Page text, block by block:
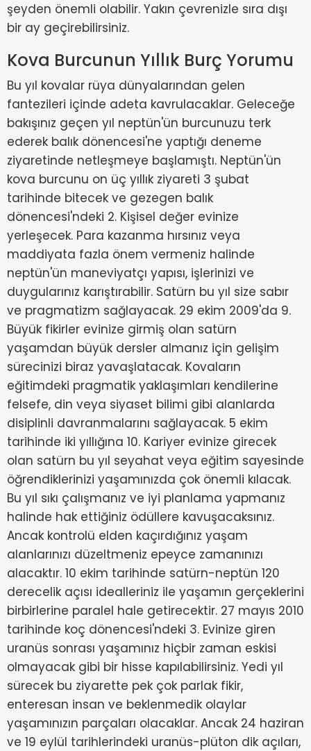
şeyden önemli olabilir. Yakın çevrenizle sıra dışı
bir ay geçirebilirsiniz.
Kova Burcunun Yıllık Burç Yorumu
Bu yıl kovalar rüya dünyalarından gelen
fantezileri içinde adeta kavrulacaklar. Geleceğe
bakışınız geçen yıl neptün'ün burcunuzu terk
ederek balık dönencesi'ne yaptığı deneme
ziyaretinde netleşmeye başlamıştı. Neptün'ün
kova burcunu on üç yıllık ziyareti 3 şubat
tarihinde bitecek ve gezegen balık
dönencesi'ndeki 2. Kişisel değer evinize
yerleşecek. Para kazanma hırsınız veya
maddiyata fazla önem vermeniz halinde
neptün'ün maneviyatçı yapısı, işlerinizi ve
duygularınız karıştırabilir. Satürn bu yıl size sabır
ve pragmatizm sağlayacak. 29 ekim 2009'da 9.
Büyük fikirler evinize girmiş olan satürn
yaşamdan büyük dersler almanız için gelişim
sürecinizi biraz yavaşlatacak. Kovaların
eğitimdeki pragmatik yaklaşımları kendilerine
felsefe, din veya siyaset bilimi gibi alanlarda
disiplinli davranmalarını sağlayacak. 5 ekim
tarihinde iki yıllığına 10. Kariyer evinize girecek
olan satürn bu yıl seyahat veya eğitim sayesinde
öğrendiklerinizi yaşamınızda çok önemli kılacak.
Bu yıl sıkı çalışmanız ve iyi planlama yapmanız
halinde hak ettiğiniz ödüllere kavuşacaksınız.
Ancak kontrolü elden kaçırdığınız yaşam
alanlarınızı düzeltmeniz epeyce zamanınızı
alacaktır. 10 ekim tarihinde satürn-neptün 120
derecelik açısı idealleriniz ile yaşamın gerçeklerini
birbirlerine paralel hale getirecektir. 27 mayıs 2010
tarihinde koç dönencesi'ndeki 3. Evinize giren
uranüs sonrası yaşamınız hiçbir zaman eskisi
olmayacak gibi bir hisse kapılabilirsiniz. Yedi yıl
sürecek bu ziyarette pek çok parlak fikir,
enteresan insan ve beklenmedik olaylar
yaşamınızın parçaları olacaklar. Ancak 24 haziran
ve 19 eylül tarihlerindeki uranüs-plüton dik açıları,